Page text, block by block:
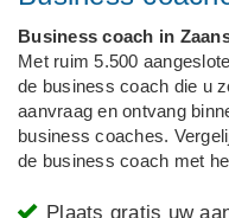
Business coach in
Met ruim 5.500
de business coach die u
aanvraag en ontvang
business coaches.
de business coach met
Plaats gratis uw